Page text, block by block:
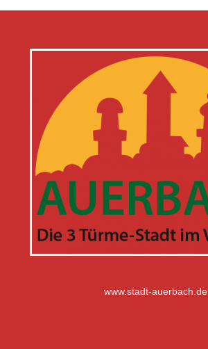
www.stadt-auerbach.de